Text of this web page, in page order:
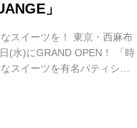
」
スイーツを！ 東京・西麻布
(水)にGRAND OPEN！ 「時
スイーツを有名パティシエ
パン、ワインを愉しめる会
の社交場が誕生です！ 取扱
＜Eat in＞ プチガトー、ア